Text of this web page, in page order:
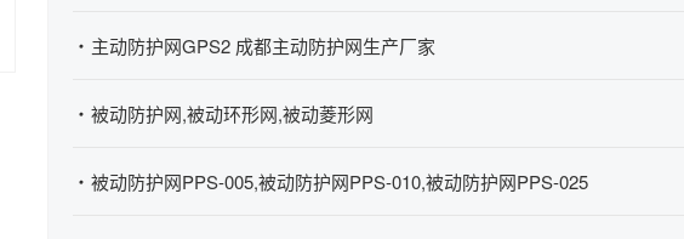
主动防护网GPS2 成都主动防护网生产厂家
被动防护网,被动环形网,被动菱形网
被动防护网PPS-005,被动防护网PPS-010,被动防护网PPS-025